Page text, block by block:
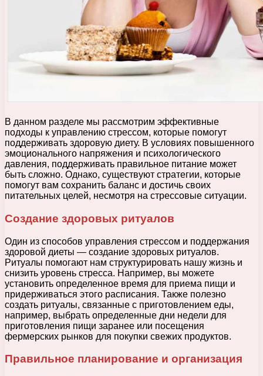
В данном разделе мы рассмотрим эффективные
подходы к управлению стрессом, которые помогут
поддерживать здоровую диету. В условиях повышенного
эмоционального напряжения и психологического
давления, поддерживать правильное питание может
быть сложно. Однако, существуют стратегии, которые
помогут вам сохранить баланс и достичь своих
питательных целей, несмотря на стрессовые ситуации.
Создание здоровых ритуалов
Один из способов управления стрессом и поддержания
здоровой диеты — создание здоровых ритуалов.
Ритуалы помогают нам структурировать нашу жизнь и
снизить уровень стресса. Например, вы можете
установить определенное время для приема пищи и
придерживаться этого расписания. Также полезно
создать ритуалы, связанные с приготовлением еды,
например, выбрать определенные дни недели для
приготовления пищи заранее или посещения
фермерских рынков для покупки свежих продуктов.
Правильное планирование и организация